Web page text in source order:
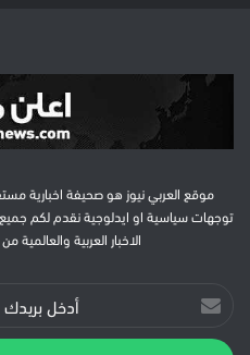
موقع العربي نيوز هو صحيفة اخبارية
توجهات سياسية او ايدلوجية نقدم لكم جميع
الاخبار العربية
بريدك
الإلكتروني